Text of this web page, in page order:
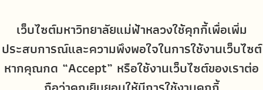
เว็บไซต์มหาวิทยาลัยแม่ฟ้าหลวงใช้คุกกี้เพื่อเพิ่ม
ประสบการณ์และความพึงพอใจในการใช้งานเว็บไซต์
หากคุณกด “Accept” หรือใช้งานเว็บไซต์ของเราต่อ
Social Media